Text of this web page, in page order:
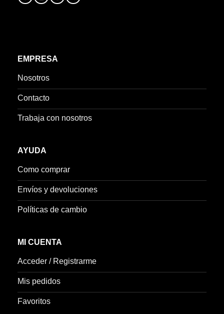
EMPRESA
Nosotros
Contacto
Trabaja con nosotros
AYUDA
Como comprar
Envíos y devoluciones
Políticas de cambio
MI CUENTA
Acceder / Registrarme
Mis pedidos
Favoritos